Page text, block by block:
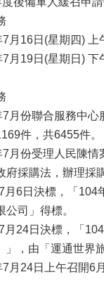
月16日(星期四)
7月19日(星期日)
月份聯合服務中
件，共6455件。
月份受理人民陳情
府採購法，辦理採
月6日決標，「104
公司」得標。
月24日決標，「
」，由「運通世界
7月24日上午召開6